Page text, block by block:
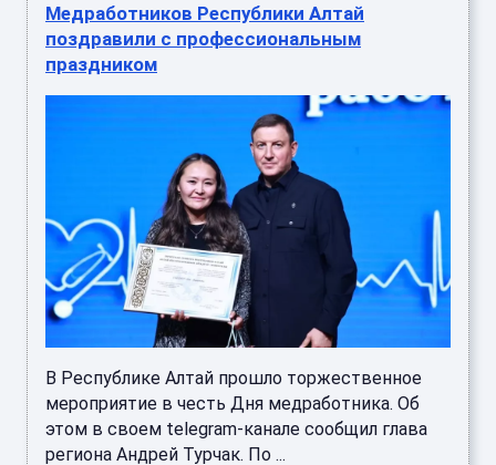
Медработников Республики Алтай
поздравили с профессиональным
праздником
В Республике Алтай прошло торжественное
мероприятие в честь Дня медработника. Об
этом в своем telegram-канале сообщил глава
региона Андрей Турчак. По ...